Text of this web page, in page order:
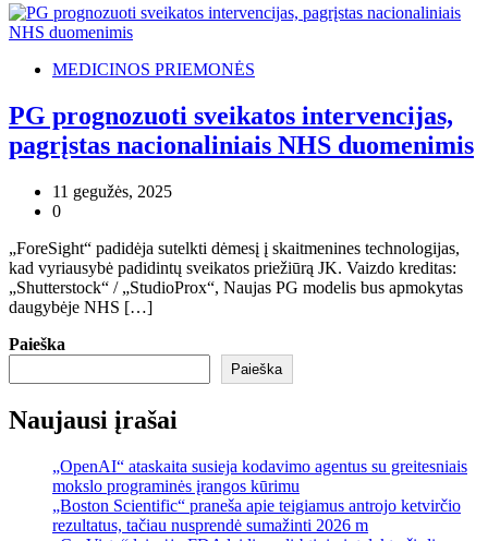
MEDICINOS PRIEMONĖS
PG prognozuoti sveikatos intervencijas,
pagrįstas nacionaliniais NHS duomenimis
11 gegužės, 2025
0
„ForeSight“ padidėja sutelkti dėmesį į skaitmenines technologijas,
kad vyriausybė padidintų sveikatos priežiūrą JK. Vaizdo kreditas:
„Shutterstock“ / „StudioProx“, Naujas PG modelis bus apmokytas
daugybėje NHS […]
Paieška
Paieška
Naujausi įrašai
„OpenAI“ ataskaita susieja kodavimo agentus su greitesniais
mokslo programinės įrangos kūrimu
„Boston Scientific“ praneša apie teigiamus antrojo ketvirčio
rezultatus, tačiau nusprendė sumažinti 2026 m